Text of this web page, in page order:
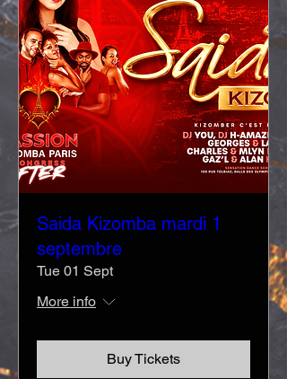
Saida Kizomba mardi 1
septembre
Tue 01 Sept
More info
Buy Tickets